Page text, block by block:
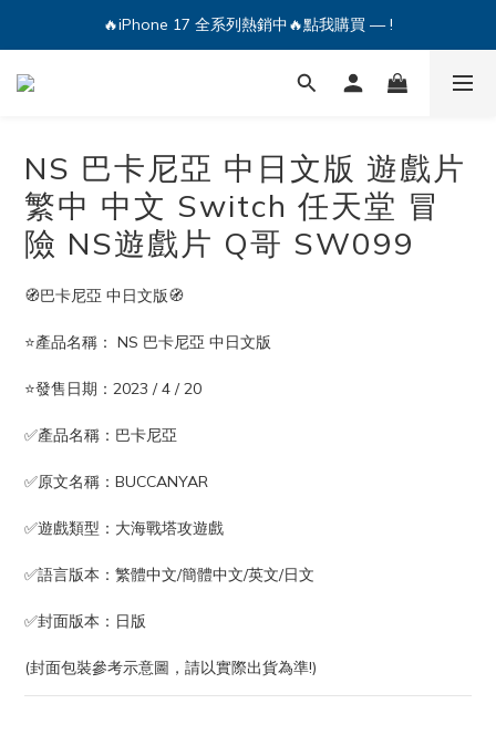
🔥iPhone 17 全系列熱銷中🔥點我購買 — !
🔥iPhone 17 全系列熱銷中🔥點我購買 — !
💕加入Q哥 Line 新好友領優惠券！🎫
NS 巴卡尼亞 中日文版 遊戲片
繁中 中文 Switch 任天堂 冒
險 NS遊戲片 Q哥 SW099
🧭巴卡尼亞 中日文版🧭
⭐️產品名稱： NS 巴卡尼亞 中日文版
⭐️發售日期：2023 / 4 / 20
✅產品名稱：巴卡尼亞
✅原文名稱：BUCCANYAR
✅遊戲類型：大海戰塔攻遊戲
✅語言版本：繁體中文/簡體中文/英文/日文
✅封面版本：日版
(封面包裝參考示意圖，請以實際出貨為準!)